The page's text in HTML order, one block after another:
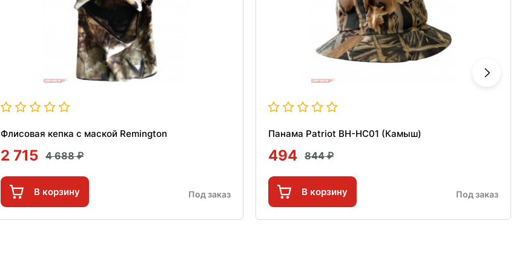
Флисовая кепка с маской Remington
2 715 4 688
В корзину Под заказ
Панама Patriot BH-HC01 (Камыш)
494 844
В корзину Под заказ